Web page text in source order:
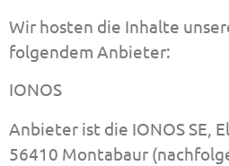
Wir hosten die Inhalte
folgendem Anbieter:
IONOS
Anbieter ist die IONOS SE,
56410 Montabaur